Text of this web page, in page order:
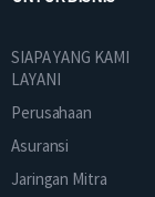
SIAPA YANG KAMI
LAYANI
Perusahaan
Asuransi
Jaringan Mitra